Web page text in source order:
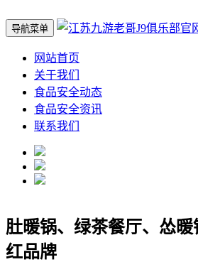
导航菜单
网站首页
关于我们
食品安全动态
食品安全资讯
联系我们
肚暖锅、绿茶餐厅、怂暖
红品牌